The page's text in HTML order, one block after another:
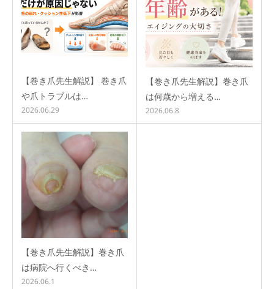
【巻き爪先生解説】 巻き爪
や爪トラブルは…
2026.06.29
【巻き爪先生解説】巻き爪
は何歳から増える…
2026.06.8
【巻き爪先生解説】巻き爪
は病院へ行くべき…
2026.06.1